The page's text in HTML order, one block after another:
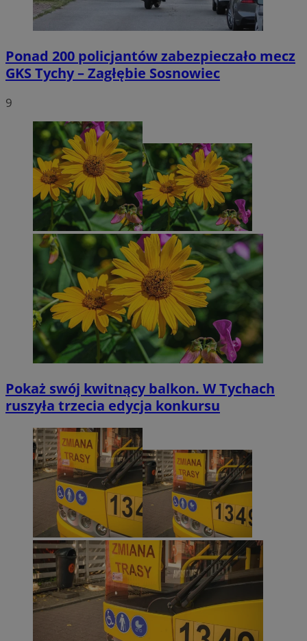
Ponad 200 policjantów zabezpieczało mecz
GKS Tychy – Zagłębie Sosnowiec
9
Pokaż swój kwitnący balkon. W Tychach
ruszyła trzecia edycja konkursu